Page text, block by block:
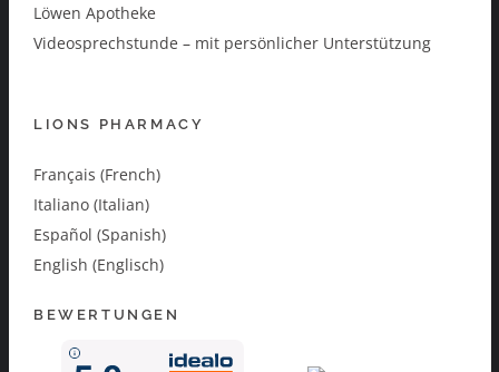
Löwen Apotheke
Videosprechstunde – mit persönlicher Unterstützung
LIONS PHARMACY
Français (French)
Italiano (Italian)
Español (Spanish)
English (Englisch)
BEWERTUNGEN